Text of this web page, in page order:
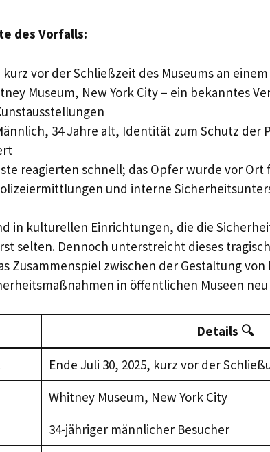
des Vorfalls:
vor der Schließzeit des Museums an
Museum, New York City – ein bekanntes
34 Jahre alt, Identität zum Schutz der
reagierten schnell; das Opfer wurde vor
und interne
in kulturellen Einrichtungen, die die
selten. Dennoch unterstreicht dieses
Zusammenspiel zwischen der Gestaltung
in öffentlichen Museen
Details 🔍
Ende Juli 30, 2025, kurz vor der
Whitney Museum, New York City
34-jähriger männlicher Besucher